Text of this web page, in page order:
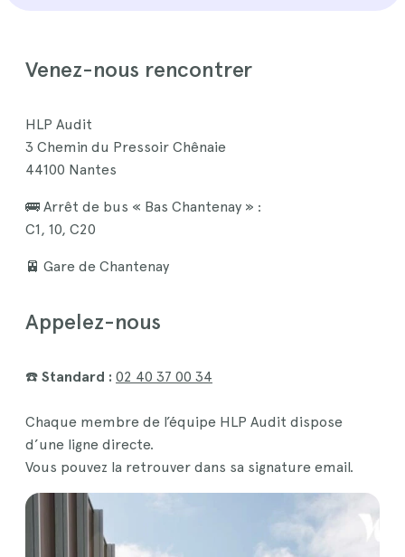
Venez-nous rencontrer
HLP Audit
3 Chemin du Pressoir Chênaie
44100 Nantes
🚌 Arrêt de bus « Bas Chantenay » :
C1, 10, C20
🚈 Gare de Chantenay
Appelez-nous
☎️ Standard : 02 40 37 00 34
Chaque membre de l’équipe HLP Audit dispose
d’une ligne directe.
Vous pouvez la retrouver dans sa signature email.